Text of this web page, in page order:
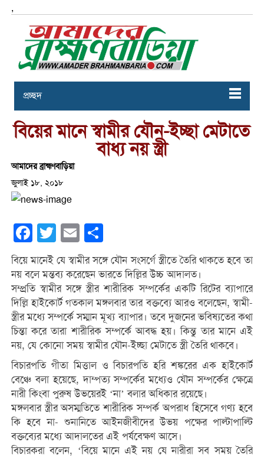
,
প্রচ্ছদ
বিয়ের মানে স্বামীর যৌন-ইচ্ছা মেটাতে
বাধ্য নয় স্ত্রী
আমাদের ব্রাহ্মণবাড়িয়া
জুলাই ১৮, ২০১৮
Facebook
Twitter Email
বিয়ে মানেই যে স্বামীর সঙ্গে যৌন সংসর্গে স্ত্রীতে তৈরি থাকতে হবে তা
নয় বলে মন্তব্য করেছেন ভারতে দিল্লির উচ্চ আদালত।
সম্প্রতি স্বামীর সঙ্গে স্ত্রীর শারীরিক সম্পর্কের একটি রিটের ব্যাপারে
দিল্লি হাইকোর্ট গতকাল মঙ্গলবার তার বক্তব্যে আরও বলেছেন, স্বামী-
স্ত্রীর মধ্যে সম্পর্কে সম্মান মূখ্য ব্যাপার। তবে দুজনের ভবিষ্যতের কথা
চিন্তা করে তারা শারীরিক সম্পর্কে আবদ্ধ হয়। কিন্তু তার মানে এই
নয়, যে কোনো সময় স্বামীর যৌন-ইচ্ছা মেটাতে স্ত্রী তৈরি থাকবে।
বিচারপতি গীতা মিত্তাল ও বিচারপতি হরি শঙ্করের এক হাইকোর্ট
বেঞ্চে বলা হয়েছে, দাম্পত্য সম্পর্কের মধ্যেও যৌন সম্পর্কের ক্ষেত্রে
নারী কিংবা পুরুষ উভয়েরই ‘না’ বলার অধিকার রয়েছে।
মঙ্গলবার স্ত্রীর অসম্মতিতে শারীরিক সম্পর্ক অপরাধ হিসেবে গণ্য হবে
কি হবে না- শুনানিতে আইনজীবীদের উভয় পক্ষের পাল্টাপাল্টি
বক্তব্যের মধ্যে আদালতের এই পর্যবেক্ষণ আসে।
বিচারকরা বলেন, ‘বিয়ে মানে এই নয় যে নারীরা সব সময় তৈরি